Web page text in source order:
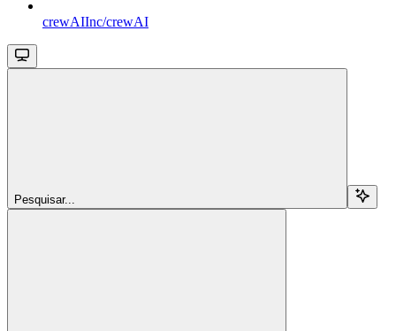
crewAIInc/crewAI
Pesquisar...